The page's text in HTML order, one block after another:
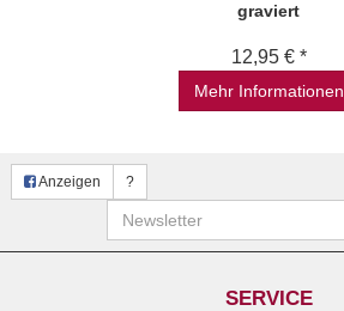
graviert
12,95 € *
Mehr Informationen
Anzeigen ?
Newsletter
SERVICE